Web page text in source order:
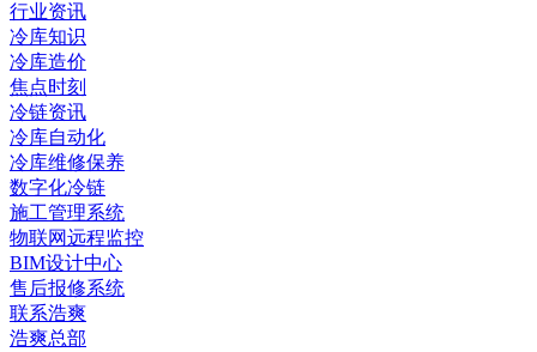
行业资讯
冷库知识
冷库造价
焦点时刻
冷链资讯
冷库自动化
冷库维修保养
数字化冷链
施工管理系统
物联网远程监控
BIM设计中心
售后报修系统
联系浩爽
浩爽总部